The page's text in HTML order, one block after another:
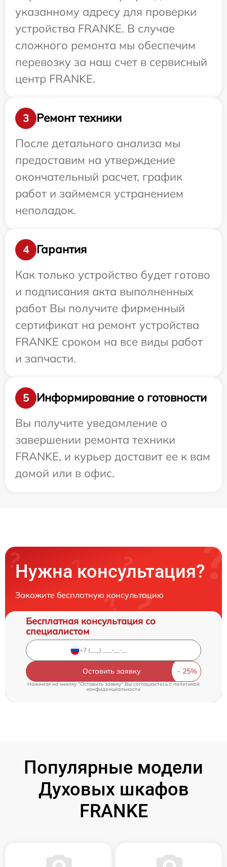
указанному адресу для проверки
устройства FRANKE. В случае
сложного ремонта мы обеспечим
перевозку за наш счет в сервисный
центр FRANKE.
3
Ремонт техники
После детального анализа мы
предоставим на утверждение
окончательный расчет, график
работ и займемся устранением
неполадок.
4
Гарантия
Как только устройство будет готово
и подписания акта выполненных
работ Вы получите фирменный
сертификат на ремонт устройства
FRANKE сроком на все виды работ
и запчасти.
5
Информирование о готовности
Вы получите уведомление о
завершении ремонта техники
FRANKE, и курьер доставит ее к вам
домой или в офис.
Нужна консультация?
Закажите бесплатную консультацию
Бесплатная консультация со
специалистом
Оставить заявку
Нажимая на кнопку "Оставить заявку" Вы соглашаетесь cполитикой
конфиденциальности
Популярные модели
Духовых шкафов
FRANKE